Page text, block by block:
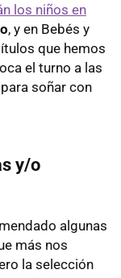
los niños en
, y en Bebés y
que hemos
el turno a las
soñar con
y/o
algunas
más nos
la selección